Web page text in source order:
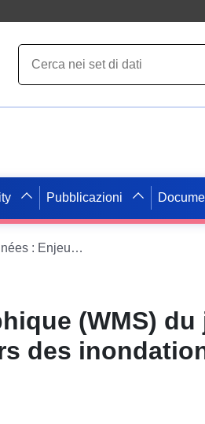
Pubblicazioni
Service de visualisation cartographique (WMS) du jeu de données : Enjeux ponctuels lors des inondations de la Vouge en Côte-d'Or
(WMS) du
des